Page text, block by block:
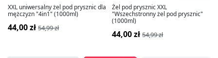
XXL uniwersalny żel pod prysznic dla
mężczyzn "4in1" (1000ml)
44,00 zł 54,99 zł
Żel pod prysznic XXL
"Wszechstronny żel pod prysznic"
(1000ml)
44,00 zł 54,99 zł